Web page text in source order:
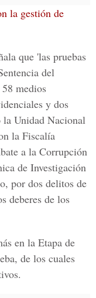
la gestión de
que 'las pruebas
del
medios
y dos
Unidad Nacional
la Fiscalía
a la Corrupción
de Investigación
por dos delitos de
deberes de los
en la Etapa de
de los cuales